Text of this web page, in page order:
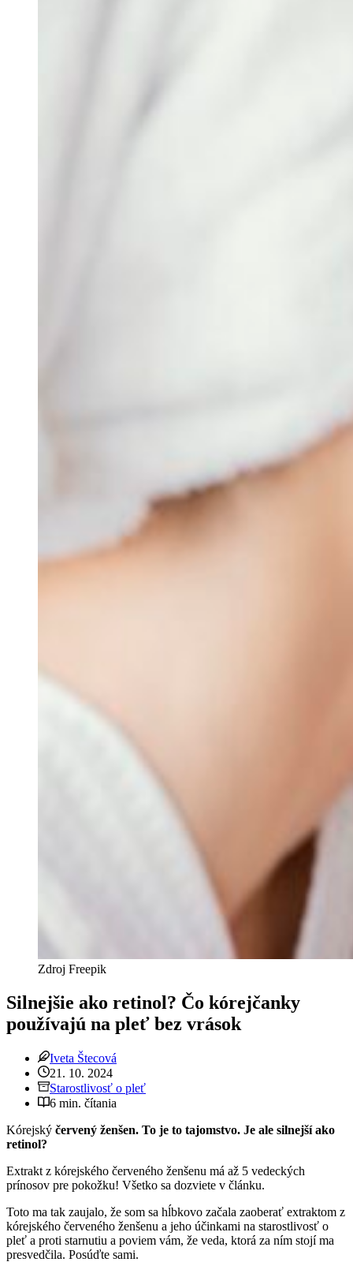
Zdroj Freepik
Silnejšie ako retinol? Čo kórejčanky
používajú na pleť bez vrások
Iveta Štecová
21. 10. 2024
Starostlivosť o pleť
6 min. čítania
Kórejský červený ženšen. To je to tajomstvo. Je ale silnejší ako
retinol?
Extrakt z kórejského červeného ženšenu má až 5 vedeckých
prínosov pre pokožku! Všetko sa dozviete v článku.
Toto ma tak zaujalo, že som sa hĺbkovo začala zaoberať extraktom z
kórejského červeného ženšenu a jeho účinkami na starostlivosť o
pleť a proti starnutiu a poviem vám, že veda, ktorá za ním stojí ma
presvedčila. Posúďte sami.